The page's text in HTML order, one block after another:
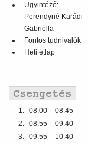
Ügyintéző:
Perendyné Karádi
Gabriella
Fontos tudnivalók
Heti étlap
1. 08:00 – 08:45
2. 08:55 – 09:40
3. 09:55 – 10:40